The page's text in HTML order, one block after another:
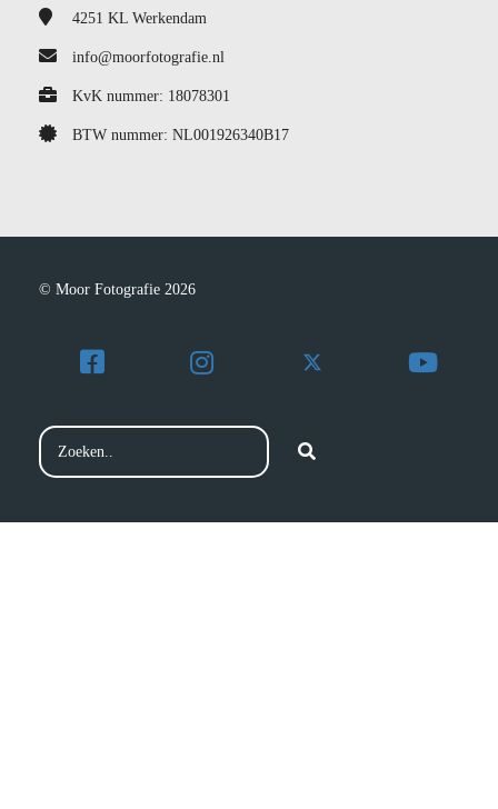
4251 KL Werkendam
info@moorfotografie.nl
KvK nummer: 18078301
BTW nummer: NL001926340B17
© Moor Fotografie 2026